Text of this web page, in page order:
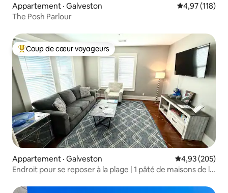
Appartement · Galveston Note
4,97 (118)
The Posh Parlour
Coup de cœur voyageurs parmi les plus aimés
Coup de cœur voyageurs
Appartement · Galveston Note
4,93 (205)
Endroit pour se reposer à la plage | 1 pâté de maisons de la